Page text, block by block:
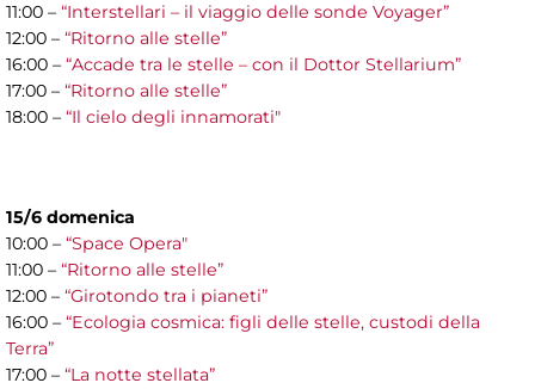
11:00 – “Interstellari – il viaggio delle sonde Voyager”
12:00 – “Ritorno alle stelle”
16:00 – “Accade tra le stelle – con il Dottor Stellarium”
17:00 – “Ritorno alle stelle”
18:00 – “Il cielo degli innamorati"
15/6 domenica
10:00 – “Space Opera"
11:00 – “Ritorno alle stelle”
12:00 – “Girotondo tra i pianeti”
16:00 – “Ecologia cosmica: figli delle stelle, custodi della
Terra”
17:00 – “La notte stellata”